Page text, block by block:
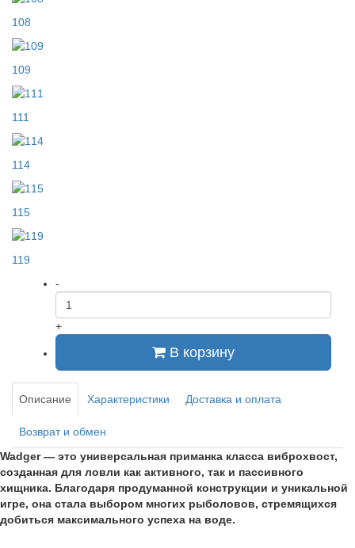
108
109
111
114
115
119
-
+
В корзину
Описание Характеристики Доставка и оплата
Возврат и обмен
Wadger — это универсальная приманка класса виброхвост,
созданная для ловли как активного, так и пассивного
хищника. Благодаря продуманной конструкции и уникальной
игре, она стала выбором многих рыболовов, стремящихся
добиться максимального успеха на воде.